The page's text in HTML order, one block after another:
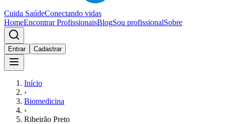
Cuida SaúdeConectando vidas
HomeEncontrar ProfissionaisBlogSou profissionalSobre
Entrar Cadastrar
Início
›
Biomedicina
›
Ribeirão Preto